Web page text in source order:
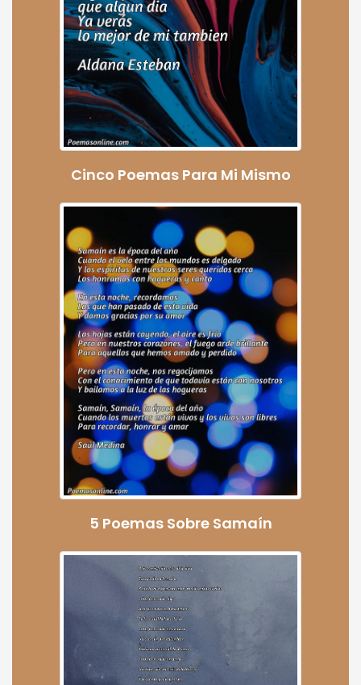
Cinco Poemas Para Mi Mismo
5 Poemas Sobre Samaín